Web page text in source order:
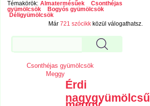
Témakörök: Almatermésűek
Csonthéjas
gyümölcsök
Bogyós gyümölcsök
Déligyümölcsök
Már721 szócikk közül válogathatsz.
Csonthéjas gyümölcsök
Meggy
Érdi
nagygyümölcsű
meggy